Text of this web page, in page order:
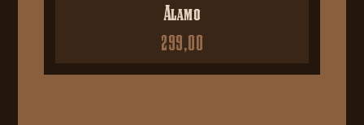
Alamo
299,00